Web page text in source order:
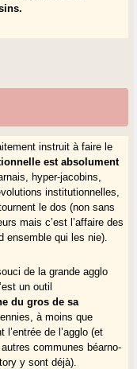
instruit à faire le
est absolument
hyper-jacobins,
institutionnelles,
le dos (non sans
mais c’est l’affaire des
ensemble qui les nie).
de la grande agglo
un outil
du gros de sa
à moins que
de l’agglo (et
communes béarno-
y sont déjà).